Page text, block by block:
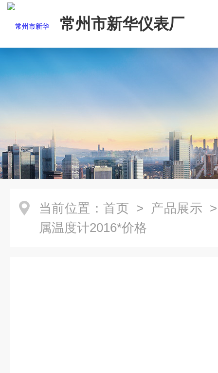
常州市新华仪表厂
当前位置： 首页 > 产品展示
属温度计2016*价格